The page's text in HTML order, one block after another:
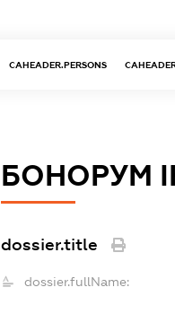
CAHEADER.PERSONS
БОНОРУМ
dossier.title
dossier.fullName: